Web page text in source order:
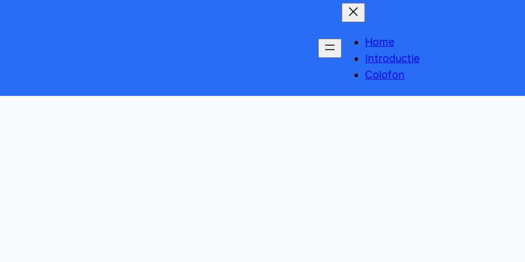
Home
Introductie
Colofon